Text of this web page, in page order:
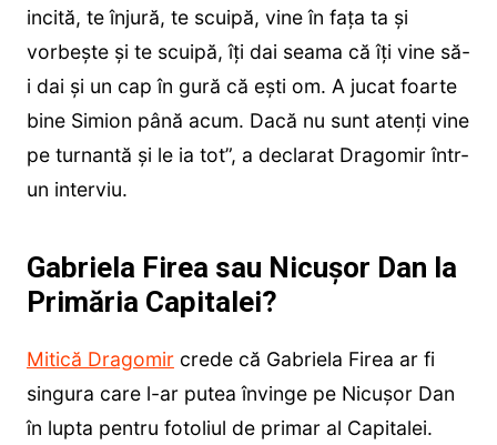
incită, te înjură, te scuipă, vine în fața ta și
vorbește și te scuipă, îți dai seama că îți vine să-
i dai și un cap în gură că ești om. A jucat foarte
bine Simion până acum. Dacă nu sunt atenți vine
pe turnantă și le ia tot”, a declarat Dragomir într-
un interviu.
Gabriela Firea sau Nicușor Dan la
Primăria Capitalei?
Mitică Dragomircrede că Gabriela Firea ar fi
singura care l-ar putea învinge pe Nicușor Dan
în lupta pentru fotoliul de primar al Capitalei.